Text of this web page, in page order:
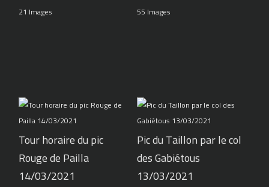
21 Images 55 Images
Tour horaire du pic
Rouge de Pailla
14/03/2021
Pic du Taillon par le col
des Gabiétous
13/03/2021